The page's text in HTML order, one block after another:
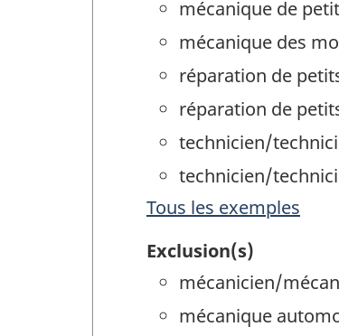
mécanique de
mécanique des
réparation de
réparation de
technicien/
technicien/
Tous les exemples
Exclusion(s)
mécanicien/
mécanique